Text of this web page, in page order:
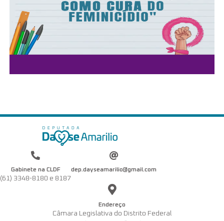
Gabinete na CLDF
(61) 3348-8180 e 8187
dep.dayseamarilio@gmail.com
Endereço
Câmara Legislativa do Distrito Federal